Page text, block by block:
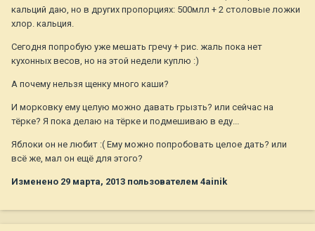
кальций даю, но в других пропорциях: 500млл + 2 столовые ложки
хлор. кальция.
Сегодня попробую уже мешать гречу + рис. жаль пока нет
кухонных весов, но на этой недели куплю :)
А почему нельзя щенку много каши?
И морковку ему целую можно давать грызть? или сейчас на
тёрке? Я пока делаю на тёрке и подмешиваю в еду...
Яблоки он не любит :( Ему можно попробовать целое дать? или
всё же, мал он ещё для этого?
Изменено 29 марта, 2013 пользователем 4ainik